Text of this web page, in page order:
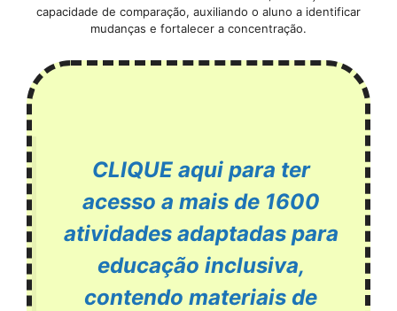
capacidade de comparação, auxiliando o aluno a identificar
mudanças e fortalecer a concentração.
CLIQUE aqui para ter
acesso a mais de 1600
atividades adaptadas para
educação inclusiva,
contendo materiais de